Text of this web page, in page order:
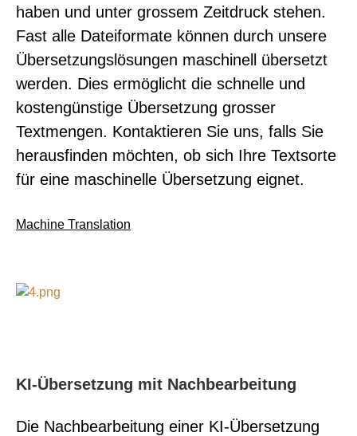
Ich suche...
Kostenvoranschlag
haben und unter grossem Zeitdruck stehen.
Fast alle Dateiformate können durch unsere
Übersetzungslösungen maschinell übersetzt
werden. Dies ermöglicht die schnelle und
kostengünstige Übersetzung grosser
Textmengen. Kontaktieren Sie uns, falls Sie
herausfinden möchten, ob sich Ihre Textsorte
für eine maschinelle Übersetzung eignet.
Machine Translation
KI-Übersetzung mit Nachbearbeitung
Die Nachbearbeitung einer KI-Übersetzung